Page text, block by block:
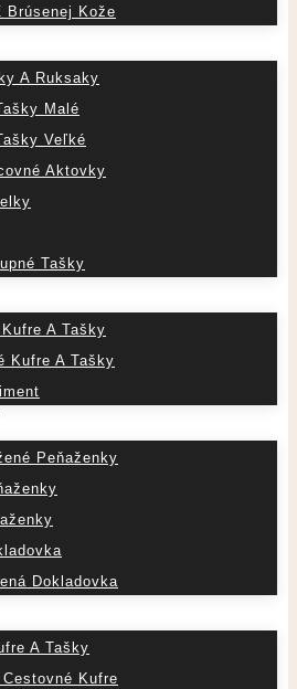
Brúsenej Kože
A Ruksaky
Malé
Veľké
Aktovky
Tašky
A Tašky
Kufre A Tašky
Peňaženky
Dokladovka
A Tašky
Kufre